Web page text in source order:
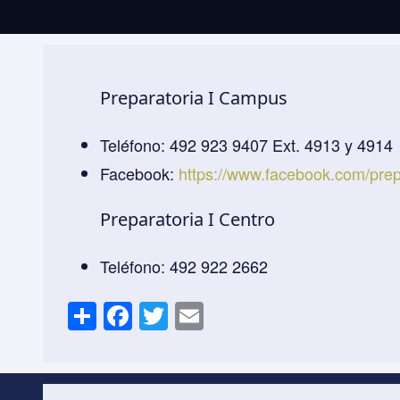
Preparatoria I Campus
Teléfono: 492 923 9407 Ext. 4913 y 4914
Facebook: https://www.facebook.com/
Preparatoria I Centro
Teléfono: 492 922 2662
S
h
ar
F
a
c
T
wi
tt ail